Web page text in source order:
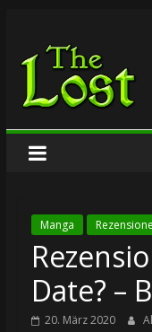
springen
The
Lost
Manga
Date? –
20. März 2020